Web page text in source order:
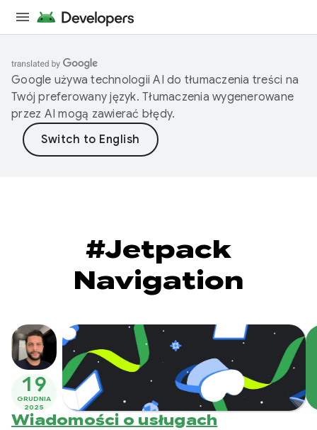
Google używa technologii AI do tłumaczenia treści na
Twój preferowany język. Tłumaczenia wygenerowane
przez AI mogą zawierać błędy.
#Jetpack
Navigation
19
GRUDNIA
2025
Wiadomości o usługach